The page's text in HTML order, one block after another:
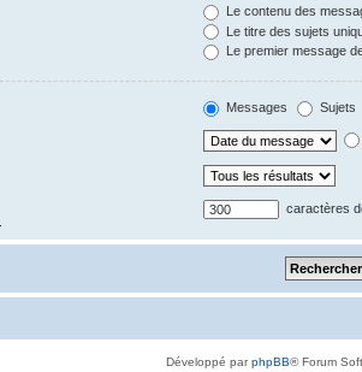
Le contenu des
Le titre des sujets
Le premier message
Messages Sujets
caractères
Développé parphpBB® Forum